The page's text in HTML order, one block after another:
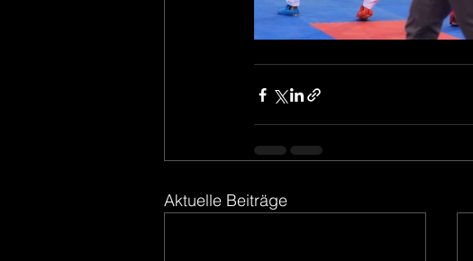
Aktuelle Beiträge